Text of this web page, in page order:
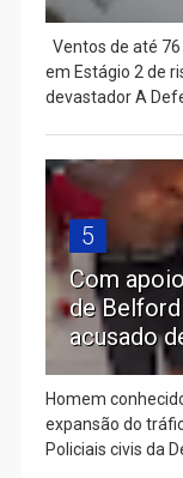
Ventos de até
em Estágio 2 de
devastador A
5
Com
de
acusado
Homem
expansão do
Policiais civis da